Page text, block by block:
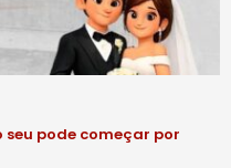
seu pode começar por